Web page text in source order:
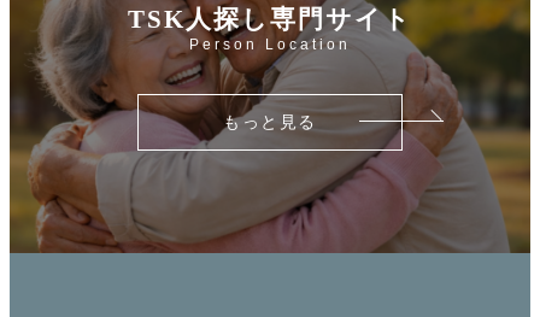
TSK人探し専門サイト
Person Location
もっと見る